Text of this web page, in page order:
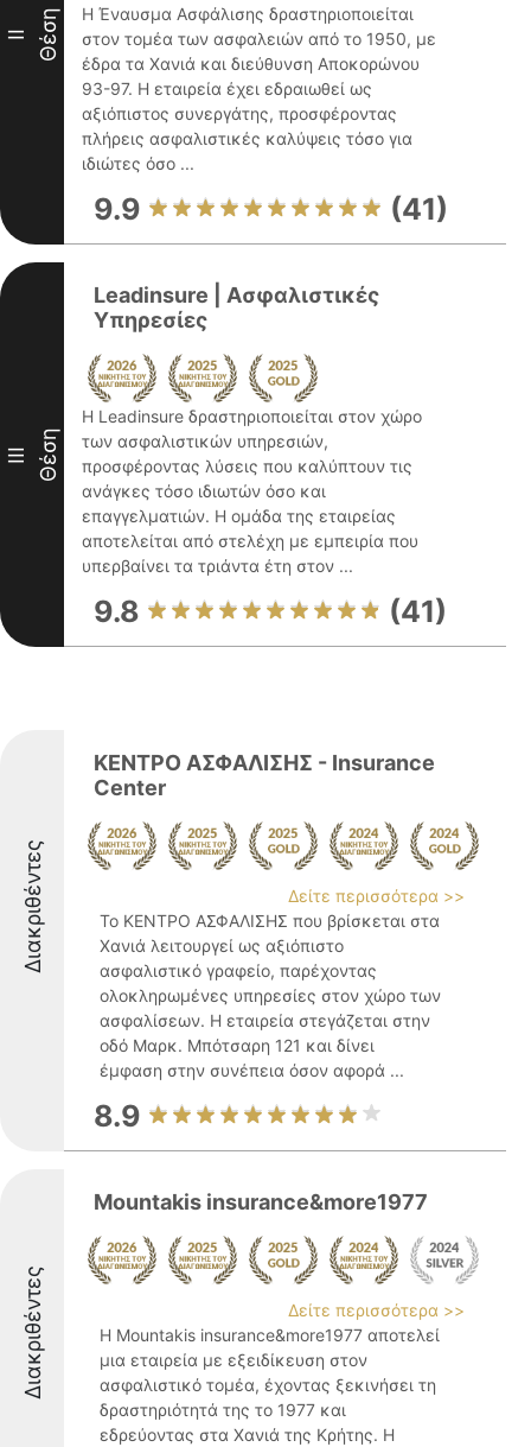
II Θέση
Η Έναυσμα Ασφάλισης δραστηριοποιείται
στον τομέα των ασφαλειών από το 1950, με
έδρα τα Χανιά και διεύθυνση Αποκορώνου
93-97. Η εταιρεία έχει εδραιωθεί ως
αξιόπιστος συνεργάτης, προσφέροντας
πλήρεις ασφαλιστικές καλύψεις τόσο για
ιδιώτες όσο ...
9.9 (41)
III Θέση
Leadinsure | Ασφαλιστικές
Υπηρεσίες
Η Leadinsure δραστηριοποιείται στον χώρο
των ασφαλιστικών υπηρεσιών,
προσφέροντας λύσεις που καλύπτουν τις
ανάγκες τόσο ιδιωτών όσο και
επαγγελματιών. Η ομάδα της εταιρείας
αποτελείται από στελέχη με εμπειρία που
υπερβαίνει τα τριάντα έτη στον ...
9.8 (41)
Διακριθέντες
ΚΕΝΤΡΟ ΑΣΦΑΛΙΣΗΣ - Insurance
Center
Δείτε περισσότερα >>
Το ΚΕΝΤΡΟ ΑΣΦΑΛΙΣΗΣ που βρίσκεται στα
Χανιά λειτουργεί ως αξιόπιστο
ασφαλιστικό γραφείο, παρέχοντας
ολοκληρωμένες υπηρεσίες στον χώρο των
ασφαλίσεων. Η εταιρεία στεγάζεται στην
οδό Μαρκ. Μπότσαρη 121 και δίνει
έμφαση στην συνέπεια όσον αφορά ...
8.9
Διακριθέντες
Mountakis insurance&more1977
Δείτε περισσότερα >>
Η Mountakis insurance&more1977 αποτελεί
μια εταιρεία με εξειδίκευση στον
ασφαλιστικό τομέα, έχοντας ξεκινήσει τη
δραστηριότητά της το 1977 και
εδρεύοντας στα Χανιά της Κρήτης. Η